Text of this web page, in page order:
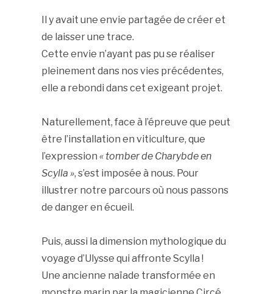
Il y avait une envie partagée de créer et
de laisser une trace.
Cette envie n’ayant pas pu se réaliser
pleinement dans nos vies précédentes,
elle a rebondi dans cet exigeant projet.
Naturellement, face à l’épreuve que peut
être l’installation en viticulture, que
l’expression « tomber de Charybde en
Scylla », s’est imposée à nous. Pour
illustrer notre parcours où nous passons
de danger en écueil.
Puis, aussi la dimension mythologique du
voyage d’Ulysse qui affronte Scylla !
Une ancienne naïade transformée en